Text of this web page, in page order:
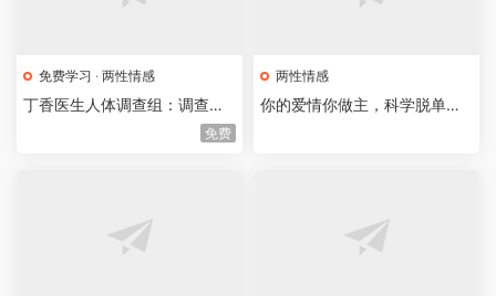
免费学习 · 两性情感
丁香医生人体调查组：调查身
体上每一个小问题，了解身体
免费
两性情感
你的爱情你做主，科学脱单指